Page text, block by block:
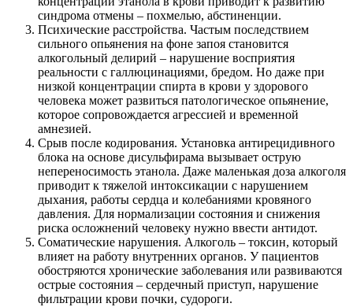
синдрома отмены – похмелью, абстиненции.
Психические расстройства. Частым последствием
сильного опьянения на фоне запоя становится
алкогольный делирий – нарушение восприятия
реальности с галлюцинациями, бредом. Но даже при
низкой концентрации спирта в крови у здорового
человека может развиться патологическое опьянение,
которое сопровождается агрессией и временной
амнезией.
Срыв после кодирования. Установка антирецидивного
блока на основе дисульфирама вызывает острую
непереносимость этанола. Даже маленькая доза алкоголя
приводит к тяжелой интоксикации с нарушением
дыхания, работы сердца и колебаниями кровяного
давления. Для нормализации состояния и снижения
риска осложнений человеку нужно ввести антидот.
Соматические нарушения. Алкоголь – токсин, который
влияет на работу внутренних органов. У пациентов
обостряются хронические заболевания или развиваются
острые состояния – сердечный приступ, нарушение
фильтрации крови почки, судороги.